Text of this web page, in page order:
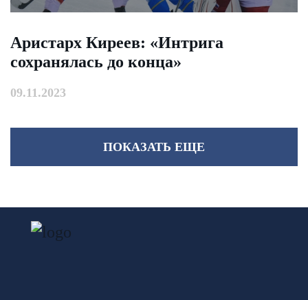
Аристарх Киреев: «Интрига
сохранялась до конца»
09.11.2023
ПОКАЗАТЬ ЕЩЕ